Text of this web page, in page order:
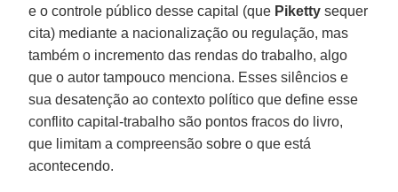
e o controle público desse capital (que Piketty sequer
cita) mediante a nacionalização ou regulação, mas
também o incremento das rendas do trabalho, algo
que o autor tampouco menciona. Esses silêncios e
sua desatenção ao contexto político que define esse
conflito capital-trabalho são pontos fracos do livro,
que limitam a compreensão sobre o que está
acontecendo.